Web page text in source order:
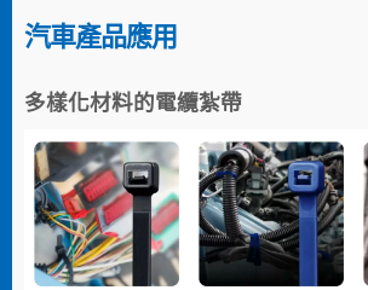
汽車產品應用
多樣化材料的電纜紮帶